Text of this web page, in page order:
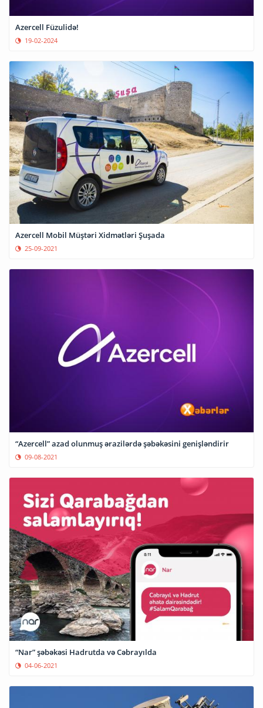
Azercell Füzulidə!
19-02-2024
Azercell Mobil Müştəri Xidmətləri Şuşada
25-09-2021
“Azercell” azad olunmuş ərazilərdə şəbəkəsini genişləndirir
09-08-2021
“Nar” şəbəkəsi Hadrutda və Cəbrayılda
04-06-2021